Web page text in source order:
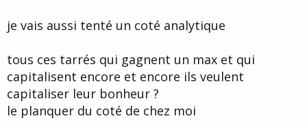
je vais aussi tenté un coté analytique
tous ces tarrés qui gagnent un max et qui
capitalisent encore et encore ils veulent
capitaliser leur bonheur ?
le planquer du coté de chez moi